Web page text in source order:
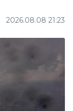
2026.08.08 21:23